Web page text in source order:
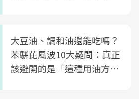
大豆油、調和油還能吃嗎？
苯駢芘風波10大疑問：真正
該避開的是「這種用油方